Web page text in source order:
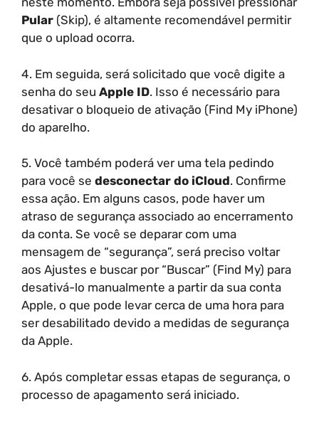
Pular (Skip), é altamente recomendável permitir
que o upload ocorra.
4. Em seguida, será solicitado que você digite a
senha do seu Apple ID. Isso é necessário para
desativar o bloqueio de ativação (Find My iPhone)
do aparelho.
5. Você também poderá ver uma tela pedindo
para você se desconectar do iCloud. Confirme
essa ação. Em alguns casos, pode haver um
atraso de segurança associado ao encerramento
da conta. Se você se deparar com uma
mensagem de “segurança”, será preciso voltar
aos Ajustes e buscar por “Buscar” (Find My) para
desativá-lo manualmente a partir da sua conta
Apple, o que pode levar cerca de uma hora para
ser desabilitado devido a medidas de segurança
da Apple.
6. Após completar essas etapas de segurança, o
processo de apagamento será iniciado.